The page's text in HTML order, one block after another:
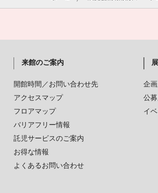
来館のご案内
開館時間／お問い合わせ先
アクセスマップ
フロアマップ
バリアフリー情報
託児サービスのご案内
お得な情報
よくあるお問い合わせ
企
公
イ